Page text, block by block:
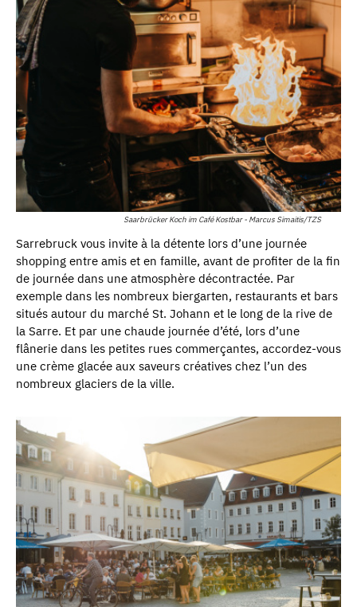
Saarbrücker Koch im Café Kostbar - Marcus Simaitis/TZS
Sarrebruck vous invite à la détente lors d’une journée
shopping entre amis et en famille, avant de profiter de la fin
de journée dans une atmosphère décontractée. Par
exemple dans les nombreux biergarten, restaurants et bars
situés autour du marché St. Johann et le long de la rive de
la Sarre. Et par une chaude journée d’été, lors d’une
flânerie dans les petites rues commerçantes, accordez-vous
une crème glacée aux saveurs créatives chez l’un des
nombreux glaciers de la ville.